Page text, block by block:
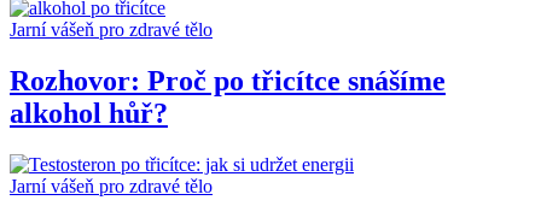
Jarní vášeň pro zdravé tělo
Rozhovor: Proč po třicítce snášíme
alkohol hůř?
Jarní vášeň pro zdravé tělo